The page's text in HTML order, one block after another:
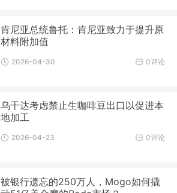
肯尼亚总统鲁托：肯尼亚致力于提升原
材料附加值
0评论
2026-04-30
乌干达考虑禁止生咖啡豆出口以促进本
地加工
0评论
2026-04-23
被银行遗忘的250万人，Mogo如何撬